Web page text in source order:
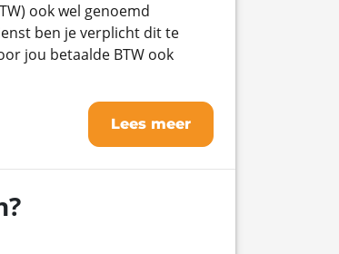
ook wel genoemd
ben je verplicht dit te
jou betaalde BTW ook
Lees meer